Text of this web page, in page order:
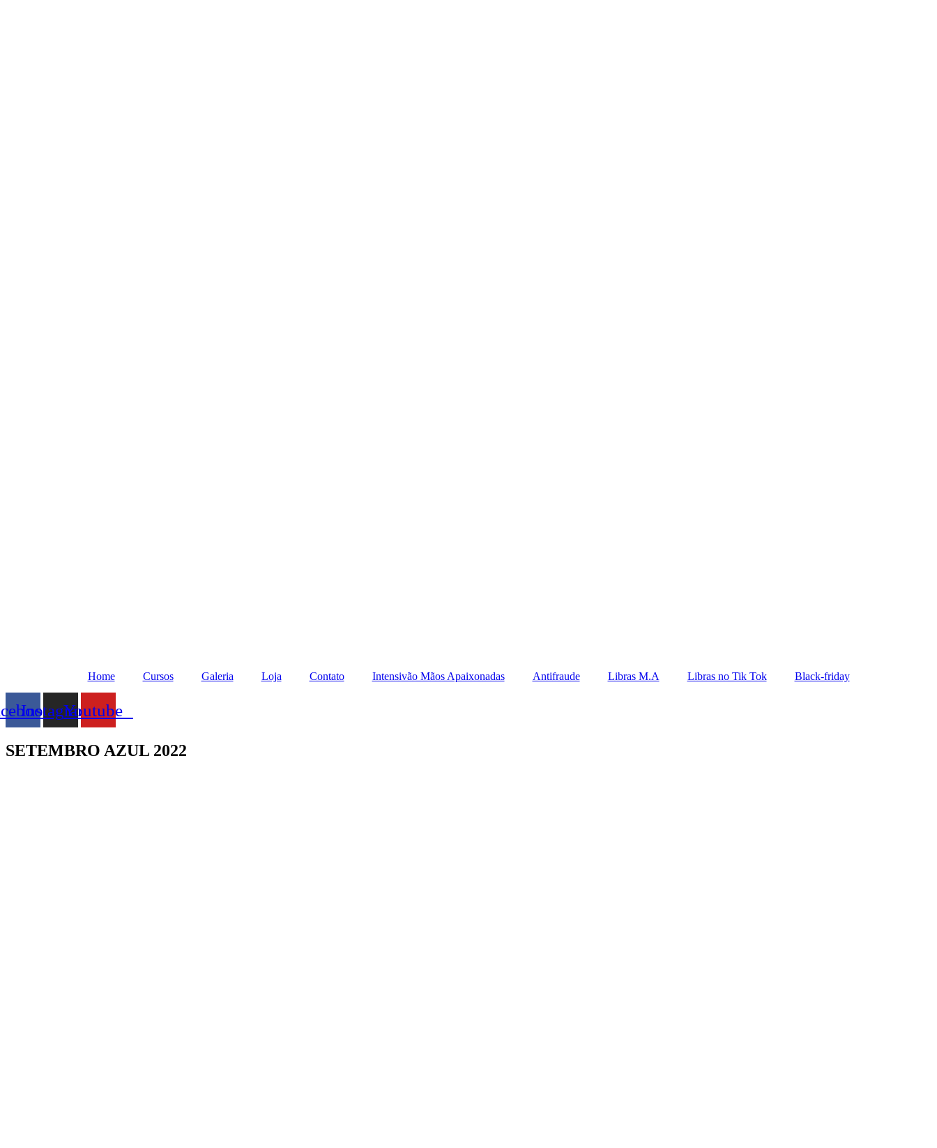
Home Cursos Galeria Loja Contato Intensivão Mãos Apaixonadas Antifraude Libras M.A Libras no Tik Tok Black-friday
InstagramYoutube
SETEMBRO AZUL 2022